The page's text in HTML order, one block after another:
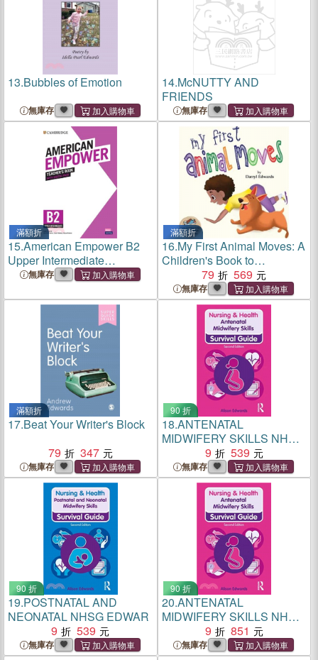
13.Bubbles of Emotion
無庫存
14.McNUTTY AND
FRIENDS
無庫存
滿額折
15.American Empower B2
Upper Intermediate
Teacher's Book with Digital
無庫存
滿額折
16.My First Animal Moves: A
Children's Book to
Encourage Kids and Their
Parents to Move More and
Sit Less
79 569
無庫存
滿額折
17.Beat Your Writer's Block
79
347
無庫存
90 折
18.ANTENATAL
MIDWIFERY SKILLS NHSG
9 539
無庫存
90 折
19.POSTNATAL AND
NEONATAL NHSG EDWAR
9
539
無庫存
90 折
20.ANTENATAL
MIDWIFERY SKILLS NHSG
9 851
無庫存